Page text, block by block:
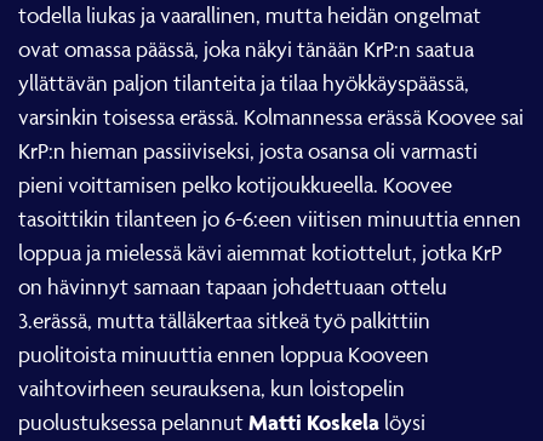
todella liukas ja vaarallinen, mutta heidän ongelmat
ovat omassa päässä, joka näkyi tänään KrP:n saatua
yllättävän paljon tilanteita ja tilaa hyökkäyspäässä,
varsinkin toisessa erässä. Kolmannessa erässä Koovee sai
KrP:n hieman passiiviseksi, josta osansa oli varmasti
pieni voittamisen pelko kotijoukkueella. Koovee
tasoittikin tilanteen jo 6-6:een viitisen minuuttia ennen
loppua ja mielessä kävi aiemmat kotiottelut, jotka KrP
on hävinnyt samaan tapaan johdettuaan ottelu
3.erässä, mutta tälläkertaa sitkeä työ palkittiin
puolitoista minuuttia ennen loppua Kooveen
vaihtovirheen seurauksena, kun loistopelin
puolustuksessa pelannutMatti Koskela löysi